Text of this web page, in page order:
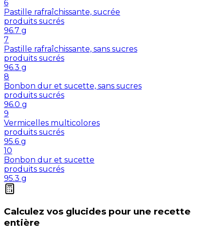
6
Pastille rafraîchissante, sucrée
produits sucrés
96.7 g
7
Pastille rafraîchissante, sans sucres
produits sucrés
96.3 g
8
Bonbon dur et sucette, sans sucres
produits sucrés
96.0 g
9
Vermicelles multicolores
produits sucrés
95.6 g
10
Bonbon dur et sucette
produits sucrés
95.3 g
Calculez vos glucides pour une recette
entière